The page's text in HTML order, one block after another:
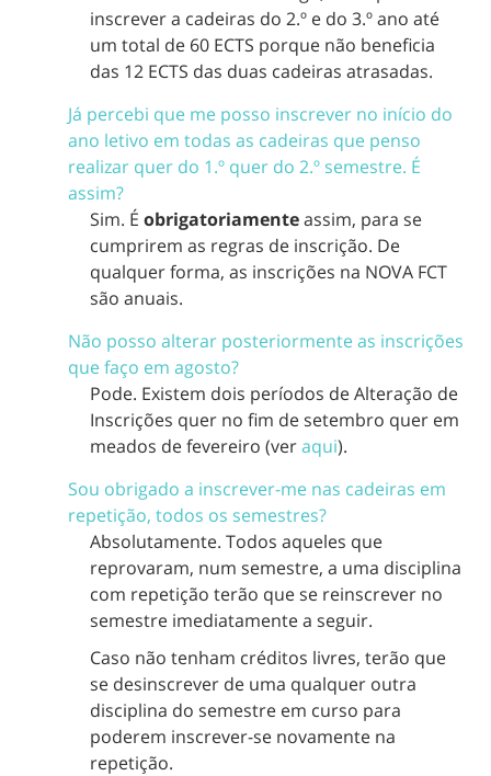
inscrever a cadeiras do 2.º e do 3.º ano até
um total de 60 ECTS porque não beneficia
das 12 ECTS das duas cadeiras atrasadas.
Já percebi que me posso inscrever no início do
ano letivo em todas as cadeiras que penso
realizar quer do 1.º quer do 2.º semestre. É
assim?
Sim. É obrigatoriamenteassim, para se
cumprirem as regras de inscrição. De
qualquer forma, as inscrições na NOVA FCT
são anuais.
Não posso alterar posteriormente as inscrições
que faço em agosto?
Pode. Existem dois períodos de Alteração de
Inscrições quer no fim de setembro quer em
meados de fevereiro (veraqui).
Sou obrigado a inscrever-me nas cadeiras em
repetição, todos os semestres?
Absolutamente. Todos aqueles que
reprovaram, num semestre, a uma disciplina
com repetição terão que se reinscrever no
semestre imediatamente a seguir.
Caso não tenham créditos livres, terão que
se desinscrever de uma qualquer outra
disciplina do semestre em curso para
poderem inscrever-se novamente na
repetição.